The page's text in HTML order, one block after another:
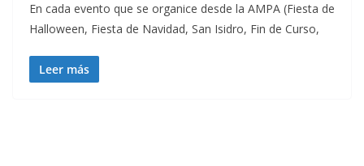
En cada evento que se organice desde la AMPA (Fiesta de
Halloween, Fiesta de Navidad, San Isidro, Fin de Curso,
Leer más